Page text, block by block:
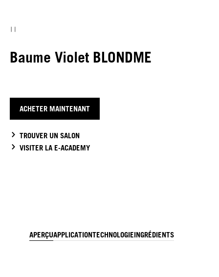
Baume Violet BLONDME
ACHETER MAINTENANT
TROUVER UN SALON
VISITER LA E-ACADEMY
APERÇUAPPLICATIONTECHNOLOGIEINGRÉDIENTS